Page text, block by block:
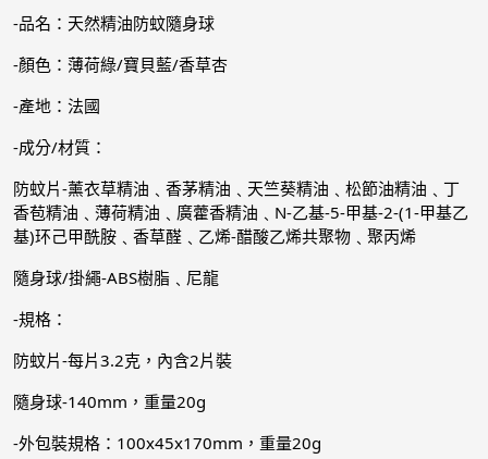
-品名：天然精油防蚊隨身球
-顏色：薄荷綠/寶貝藍/香草杏
-產地：法國
-成分/材質：
防蚊片-薰衣草精油﹑香茅精油﹑天竺葵精油﹑松節油精油﹑丁
香苞精油﹑薄荷精油﹑廣藿香精油﹑N-乙基-5-甲基-2-(1-甲基乙
基)环己甲酰胺﹑香草醛﹑乙烯-醋酸乙烯共聚物﹑聚丙烯
隨身球/掛繩-ABS樹脂﹑尼龍
-規格：
防蚊片-每片3.2克，內含2片裝
隨身球-140mm，重量20g
-外包裝規格：100x45x170mm，重量20g